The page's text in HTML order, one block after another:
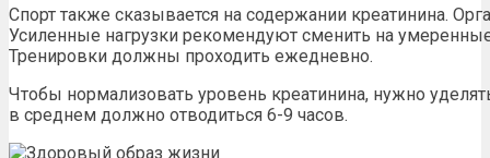
Спорт также сказывается на содержании креатинина.
Усиленные нагрузки рекомендуют сменить на
Тренировки должны проходить ежедневно.
Чтобы нормализовать уровень креатинина, нужно
в среднем должно отводиться 6-9 часов.